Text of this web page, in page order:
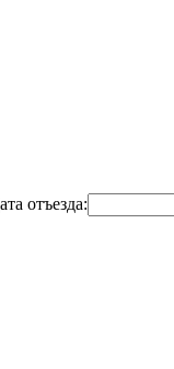
отъезда: